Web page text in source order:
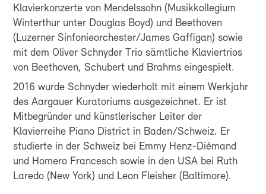
Klavierkonzerte von Mendelssohn (Musikkollegium
Winterthur unter Douglas Boyd) und Beethoven
(Luzerner Sinfonieorchester/James Gaffigan) sowie
mit dem Oliver Schnyder Trio sämtliche Klaviertrios
von Beethoven, Schubert und Brahms eingespielt.
2016 wurde Schnyder wiederholt mit einem Werkjahr
des Aargauer Kuratoriums ausgezeichnet. Er ist
Mitbegründer und künstlerischer Leiter der
Klavierreihe Piano District in Baden/Schweiz. Er
studierte in der Schweiz bei Emmy Henz-Diémand
und Homero Francesch sowie in den USA bei Ruth
Laredo (New York) und Leon Fleisher (Baltimore).